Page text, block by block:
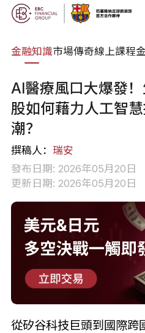
金融知識市場傳奇線上課程
AI醫療風口大爆發
股如何藉力人工智
潮？
撰稿人： 瑞安
發布日期: 2026年05月20日
更新日期: 2026年05月20日
從矽谷科技巨頭到國際跨